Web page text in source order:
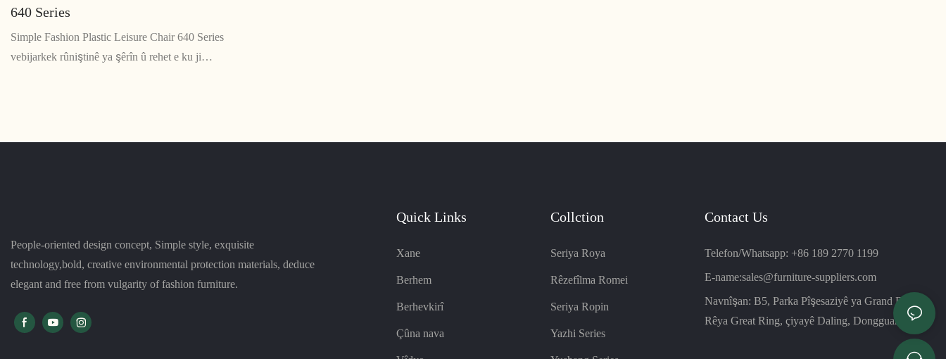
640 Series
Simple Fashion Plastic Leisure Chair 640 Series
vebijarkek rûniştinê ya şêrîn û rehet e ku ji
People-oriented design concept, Simple style, exquisite
technology,bold, creative environmental protection materials, deduce
elegant and free from vulgarity of fashion furniture.
Quick Links
Xane
Berhem
Berhevkirî
Çûna nava
Collction
Seriya Roya
Rêzefîlma Romei
Seriya Ropin
Yazhi Series
Contact Us
Telefon/Whatsapp: +86 189 2770 1199
E-name:sales@furniture-suppliers.com
Navnîşan: B5, Parka Pîşesaziyê ya Grand Ring,
Rêya Great Ring, çiyayê Daling, Dongguan, Çîn